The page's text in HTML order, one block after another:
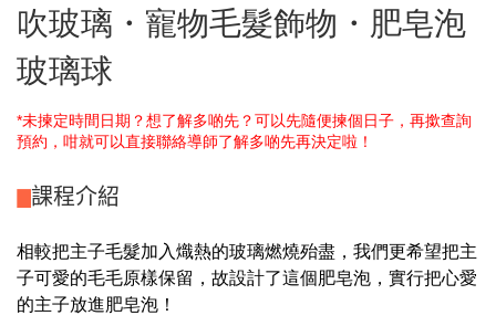
吹玻璃・寵物毛髮飾物・肥皂泡
玻璃球
*未揀定時間日期？想了解多啲先？可以先隨便揀個日子，再撳查詢
預約，咁就可以直接聯絡導師了解多啲先再決定啦！
課程介紹
相較把主子毛髮加入熾熱的玻璃燃燒殆盡，我們更希望把主
子可愛的毛毛原樣保留，故設計了這個肥皂泡，實行把心愛
的主子放進肥皂泡！